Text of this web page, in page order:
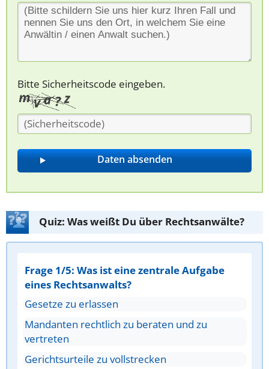
Bitte Sicherheitscode eingeben.
Quiz: Was weißt Du über Rechtsanwälte?
Frage 1/5: Was ist eine zentrale Aufgabe
eines Rechtsanwalts?
Gesetze zu erlassen
Mandanten rechtlich zu beraten und zu
vertreten
Gerichtsurteile zu vollstrecken